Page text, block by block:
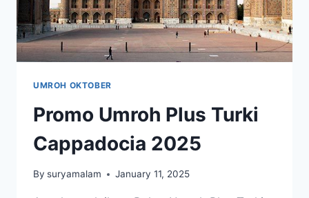
UMROH OKTOBER
Promo Umroh Plus Turki
Cappadocia 2025
By suryamalam January 11, 2025